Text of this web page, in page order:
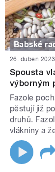
Babské
26. duben 2023
Spousta
výborným
Fazole
pěstují již
druhů.
vlákniny a